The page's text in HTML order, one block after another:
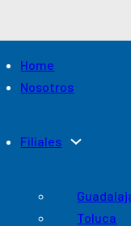
Home
Nosotros
Filiales
Toluca